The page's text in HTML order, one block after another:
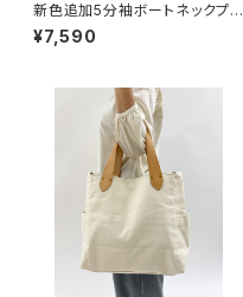
新色追加5分袖ボートネックプル
オーバー【43191】
¥7,590